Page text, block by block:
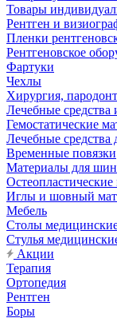
Товары
Рентген и
Пленки
Рентгеновское
Фартуки
Чехлы
Хирургия,
Лечебные средства
Гемостатические
Лечебные средства
Временные повязки
Материалы для
Иглы и шовный
Мебель
Столы
Стулья
Акции
Терапия
Ортопедия
Рентген
Боры